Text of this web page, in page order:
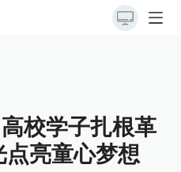
校学子扎根革
亮童心梦想